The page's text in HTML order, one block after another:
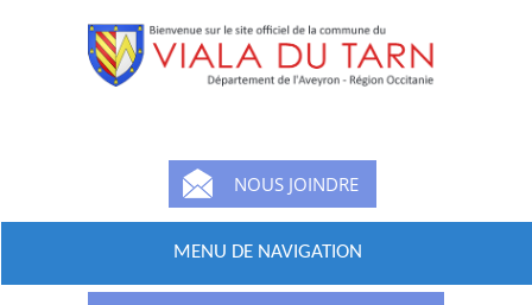
NOUS JOINDRE
MENU DE NAVIGATION